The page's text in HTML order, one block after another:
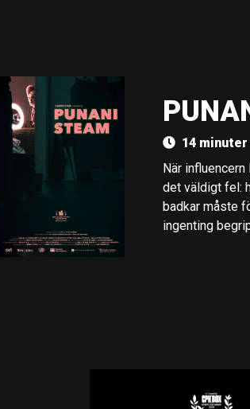
14 minuter
När
det väldigt fel:
badkar måste
ingenting